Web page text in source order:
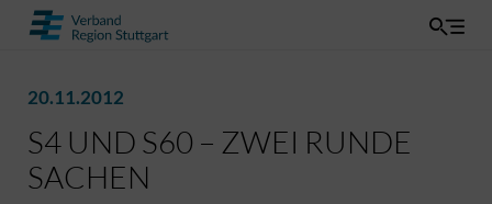
20.11.2012
S4 UND S60 – ZWEI RUNDE
SACHEN